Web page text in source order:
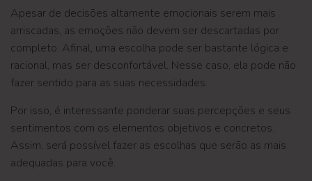
Apesar de decisões altamente emocionais serem mais
arriscadas, as emoções não devem ser descartadas por
completo. Afinal, uma escolha pode ser bastante lógica e
racional, mas ser desconfortável. Nesse caso, ela pode não
fazer sentido para as suas necessidades.
Por isso, é interessante ponderar suas percepções e seus
sentimentos com os elementos objetivos e concretos.
Assim, será possível fazer as escolhas que serão as mais
adequadas para você.